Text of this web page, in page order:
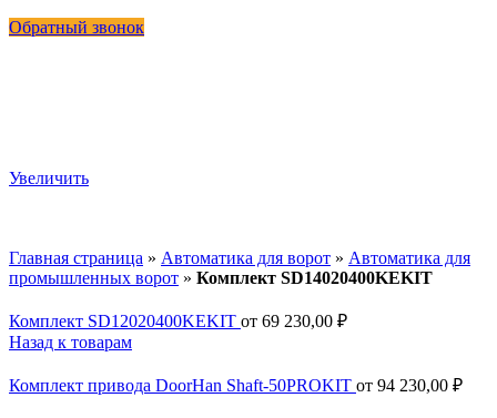
Обратный звонок
Увеличить
Главная страница » Автоматика для ворот » Автоматика для
промышленных ворот » Комплект SD14020400KEKIT
Комплект SD12020400KEKIT от 69 230,00 ₽
Назад к товарам
Комплект привода DoorHan Shaft-50PROKIT от 94 230,00 ₽